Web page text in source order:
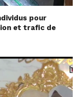
pour
et trafic de